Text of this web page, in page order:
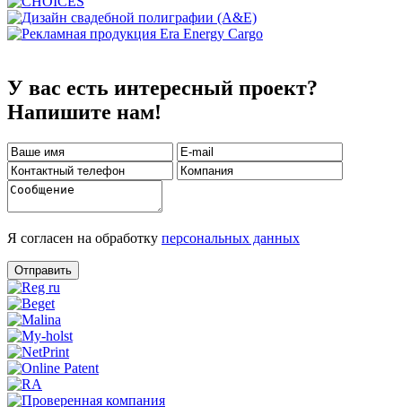
У вас есть интересный проект?
Напишите нам!
Я согласен на обработку персональных данных
Отправить